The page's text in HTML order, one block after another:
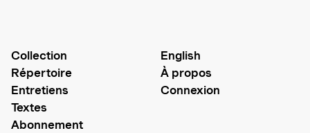
Collection
Répertoire
Entretiens
Textes
Abonnement
English
À propos
Connexion